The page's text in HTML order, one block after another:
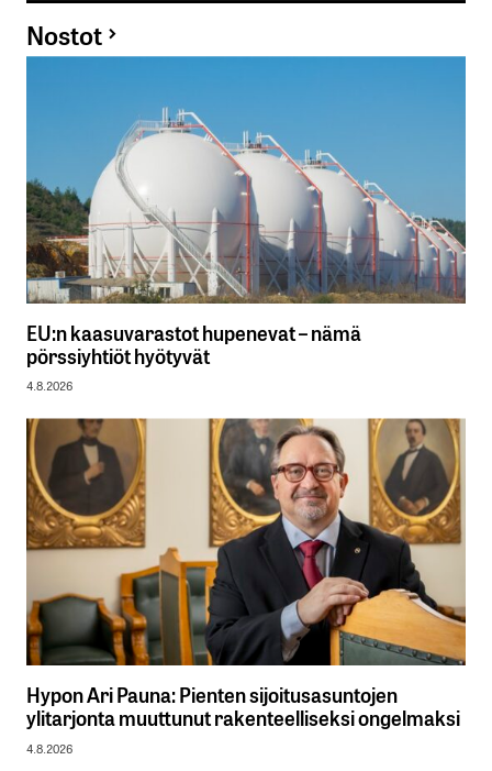
Nostot
EU:n kaasuvarastot hupenevat – nämä
pörssiyhtiöt hyötyvät
4.8.2026
Hypon Ari Pauna: Pienten sijoitusasuntojen
ylitarjonta muuttunut rakenteelliseksi ongelmaksi
4.8.2026